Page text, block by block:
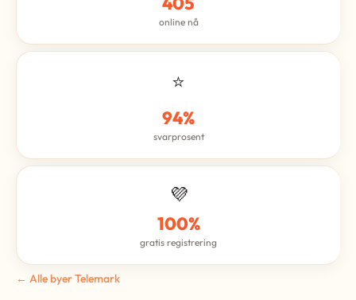
online nå
⭐
94%
svarprosent
💜
100%
gratis registrering
← Alle byer Telemark